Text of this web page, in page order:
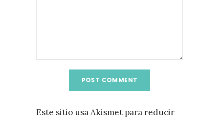
Este sitio usa Akismet para reducir